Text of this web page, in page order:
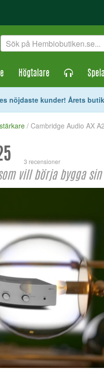
Högtalare
nöjdaste kunder! Årets
/ Cambridge Audio AX
3 recensioner
vill börja bygga